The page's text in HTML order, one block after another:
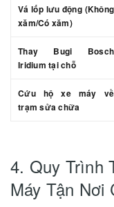
Vá lốp lưu động (Không
xăm/Có xăm)
Thay Bugi Bosch
Iridium tại chỗ
Cứu hộ xe máy về
trạm sửa chữa
4. Quy Trình
Máy Tận Nơi